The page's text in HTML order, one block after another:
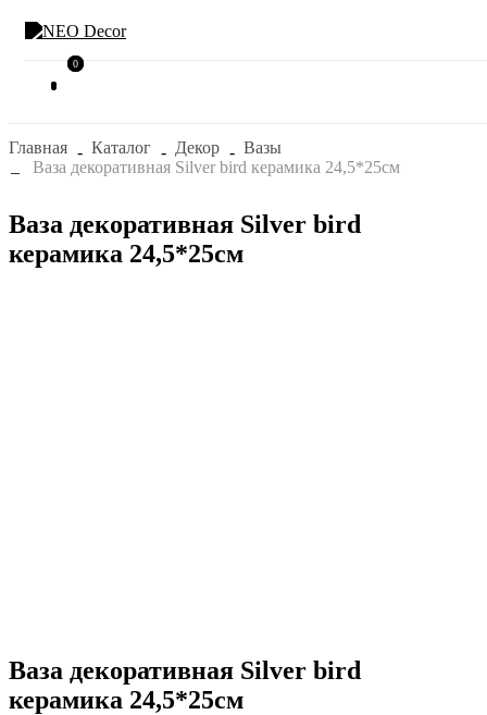
0
0
Главная Каталог Декор
Вазы
Ваза декоративная Silver bird керамика 24,5*25см
Ваза декоративная Silver bird
керамика 24,5*25см
Ваза декоративная Silver bird
керамика 24,5*25см